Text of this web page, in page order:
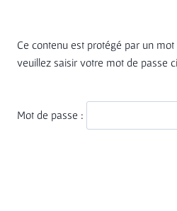
Ce contenu est protégé par un
veuillez saisir votre mot de passe
Mot de passe :